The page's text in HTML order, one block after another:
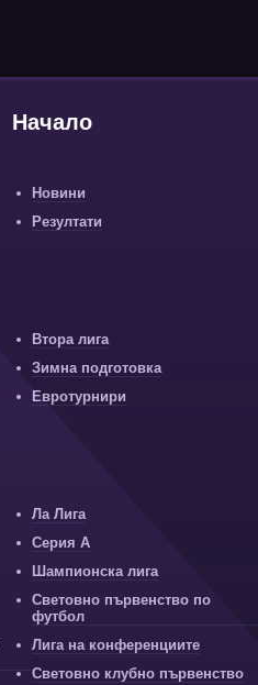
Начало
Новини
Резултати
Втора лига
Зимна подготовка
Евротурнири
Ла Лига
Серия А
Шампионска лига
Световно първенство по
футбол
Лига на конференциите
Световно клубно първенство